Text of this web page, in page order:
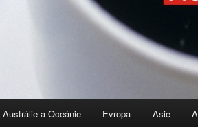
Austrálie a Oceánie Evropa Asie